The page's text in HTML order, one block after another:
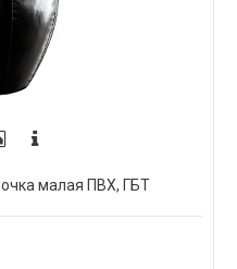
малая ПВХ, ГБТ